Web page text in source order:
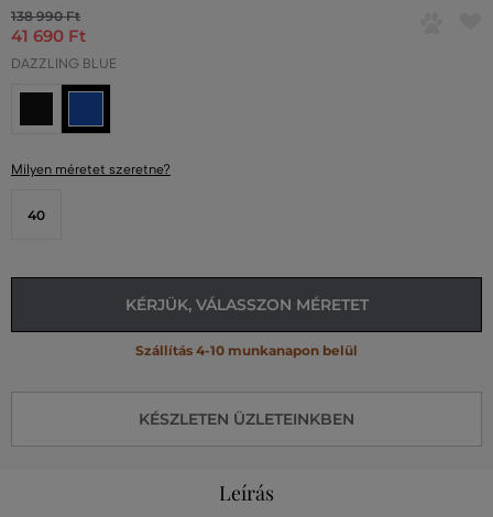
138 990 Ft
41 690 Ft
DAZZLING BLUE
Milyen méretet szeretne?
40
KÉRJÜK, VÁLASSZON MÉRETET
Szállítás 4-10 munkanapon belül
KÉSZLETEN ÜZLETEINKBEN
Leírás